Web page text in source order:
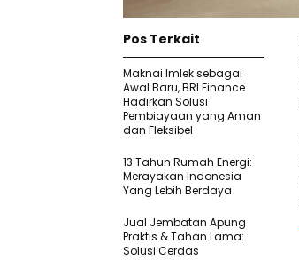
Pos Terkait
Maknai Imlek sebagai
Awal Baru, BRI Finance
Hadirkan Solusi
Pembiayaan yang Aman
dan Fleksibel
13 Tahun Rumah Energi:
Merayakan Indonesia
Yang Lebih Berdaya
Jual Jembatan Apung
Praktis & Tahan Lama:
Solusi Cerdas